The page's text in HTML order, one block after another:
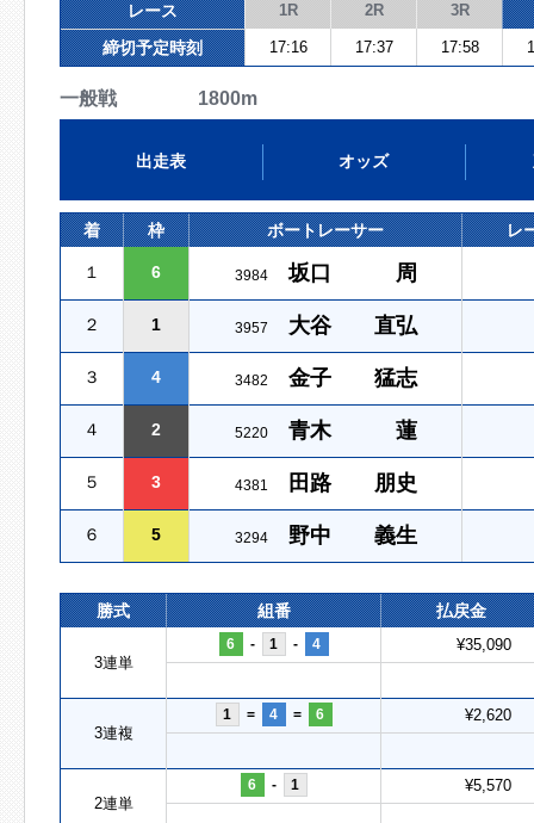
レース 1R 2R 3R
締切予定時刻 17:16 17:37 17:58
一般戦 1800m
出走表 オッズ
着 枠 ボートレーサー レ
１ 6 3984 坂口 周
２ 1 3957 大谷 直弘
３ 4 3482 金子 猛志
４ 2 5220 青木 蓮
５ 3 4381 田路 朋史
６ 5 3294 野中 義生
勝式 組番 払戻金
3連単
6 - 1 - 4 ¥35,090
3連複
1 = 4 = 6 ¥2,620
2連単
6 - 1 ¥5,570